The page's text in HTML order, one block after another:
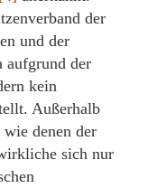
der
und der
aufgrund der
kein
Außerhalb
wie denen der
sich nur